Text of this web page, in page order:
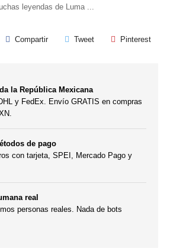
leyendas de Luma ...
Compartir Tweet Pinterest
la República Mexicana
y FedEx. Envío GRATIS en compras
de pago
con tarjeta, SPEI, Mercado Pago y
real
personas reales. Nada de bots